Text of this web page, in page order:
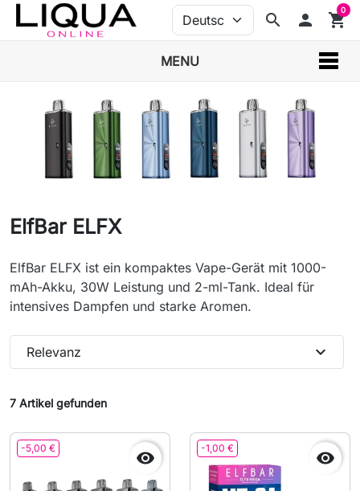
search person shopping_cart
0
MENU
ElfBar ELFX
ElfBar ELFX ist ein kompaktes Vape-Gerät mit 1000-
mAh-Akku, 30W Leistung und 2-ml-Tank. Ideal für
intensives Dampfen und starke Aromen.
7 Artikel gefunden
Relevanz expand_more
-5,00 €  -1,00 € 